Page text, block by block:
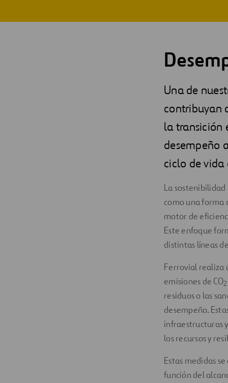
Ingeniería
Una de
contribuyan
la transición
desempeño
ciclo de vida
La
como una forma
motor de
Este enfoque
distintas líneas
Ferrovial realiza
emisiones de CO
residuos o las
desempeño.
infraestructuras
los recursos y
Estas medidas
función del